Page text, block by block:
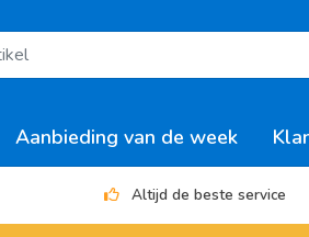
Aanbieding van de week
Altijd de beste service